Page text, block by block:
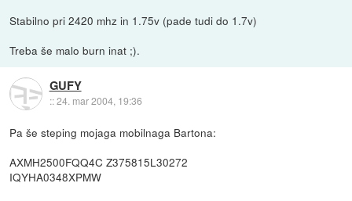
Stabilno pri 2420 mhz in 1.75v (pade tudi do 1.7v)
Treba še malo burn inat ;).
GUFY
::24. mar 2004, 19:36
Pa še steping mojaga mobilnaga Bartona:
AXMH2500FQQ4C Z375815L30272
IQYHA0348XPMW